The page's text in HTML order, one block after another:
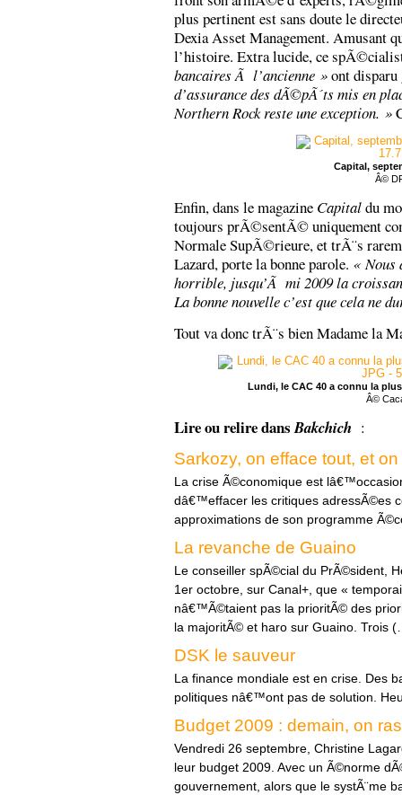
plus pertinent est sans doute le
Dexia Asset Management. Amusant
l’histoire. Extra lucide, ce
bancaires Ã l’ancienne »ont
d’assurance des dÃ©pÃ´ts mis en
Northern Rock reste une exception. »
Capital,
Â©
Enfin, dans le magazine Capitaldu
toujours prÃ©sentÃ© uniquement
Normale SupÃ©rieure, et trÃ¨s
Lazard, porte la bonne parole. « Nous
horrible, jusqu’Ã mi 2009 la
La bonne nouvelle c’est que cela ne
Tout va donc trÃ¨s bien Madame la
Lundi, le CAC 40 a connu la
Â©
Lire ou relire dansBakchich :
Sarkozy, on efface tout, et
La crise Ã©conomique est
dâ€™effacer les critiques adressÃ©es
approximations de son programme
La revanche de Guaino
Le conseiller spÃ©cial du PrÃ©sident,
1er octobre, sur Canal+, que «
nâ€™Ã©taient pas la prioritÃ© des
la majoritÃ© et haro sur Guaino. Trois
DSK le sauveur
La finance mondiale est en crise. Des
politiques nâ€™ont pas de solution.
Budget 2009 : demain, on
Vendredi 26 septembre, Christine
leur budget 2009. Avec un Ã©norme
gouvernement, alors que le systÃ¨me